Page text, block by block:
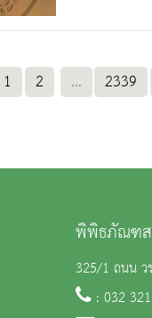
1 2 ... 2339
พิพิธภัณฑส
325/1 ถนน ว
: 032